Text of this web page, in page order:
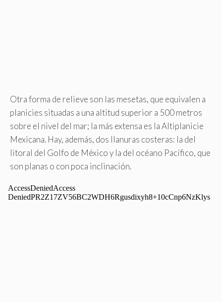
Otra forma de relieve son las mesetas, que equivalen a
planicies situadas a una altitud superior a 500 metros
sobre el nivel del mar; la más extensa es la Altiplanicie
Mexicana. Hay, además, dos llanuras costeras: la del
litoral del Golfo de México y la del océano Pacífico, que
son planas o con poca inclinación.